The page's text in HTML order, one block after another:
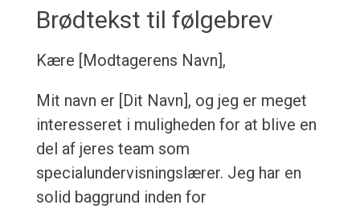
Brødtekst til følgebrev
Kære [Modtagerens Navn],
Mit navn er [Dit Navn], og jeg er meget
interesseret i muligheden for at blive en
del af jeres team som
specialundervisningslærer. Jeg har en
solid baggrund inden for